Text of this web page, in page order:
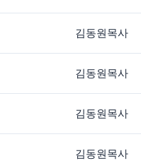
김동원목사
김동원목사
김동원목사
김동원목사